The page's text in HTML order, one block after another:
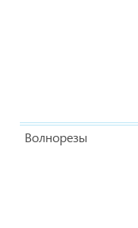
Волнорезы